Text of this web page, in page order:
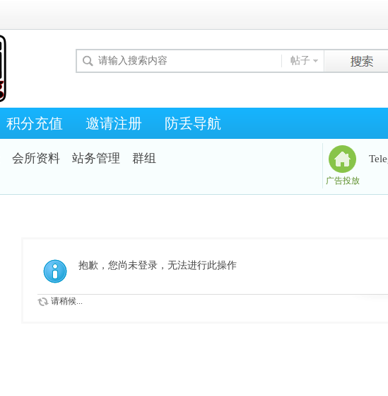
帖子
积分充值 邀请注册 防丢导航
会所资料 站务管理 群组
广告投放
抱歉，您尚未登录，无法进行此操作
请稍候...